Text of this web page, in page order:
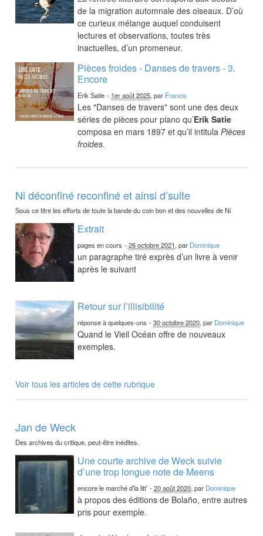
de la migration automnale des oiseaux. D’où
ce curieux mélange auquel conduisent
lectures et observations, toutes très
inactuelles, d’un promeneur.
Pièces froides - Danses de travers - 3.
Encore
Erik Satie - 1er août 2025, par Francis
Les "Danses de travers" sont une des deux
séries de pièces pour piano qu’Erik Satie
composa en mars 1897 et qu’il intitulaPièces
froides.
Ni déconfiné reconfiné et ainsi d’suite
Sous ce titre les efforts de toute la bande du coin bon et des nouvelles de Ni
Extrait
pages en cours -26 octobre 2021, par Dominique
un paragraphe tiré exprès d’un livre à venir
après le suivant
Retour sur l’illisibilité
réponse à quelques-uns -30 octobre 2020, par Dominique
Quand le Vieil Océan offre de nouveaux
exemples.
Voir tous les articles de cette rubrique
Jan de Weck
Des archives du critique, peut-être inédites.
Une courte archive de Weck suivie
d’une trop longue note de Meens
encore le marché d’la litt’ -20 août 2020, par Dominique
à propos des éditions de Bolaño, entre autres
pris pour exemple.